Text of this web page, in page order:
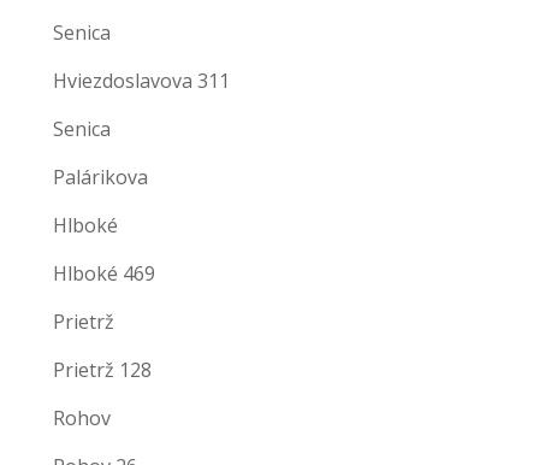
Senica
Hviezdoslavova 311
Senica
Palárikova
Hlboké
Hlboké 469
Prietrž
Prietrž 128
Rohov